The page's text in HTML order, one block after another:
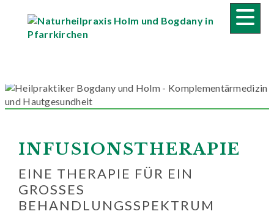
INFUSIONSTHERAPIE
EINE THERAPIE FÜR EIN
GROSSES B
EHANDLUNGSSPEKTRUM